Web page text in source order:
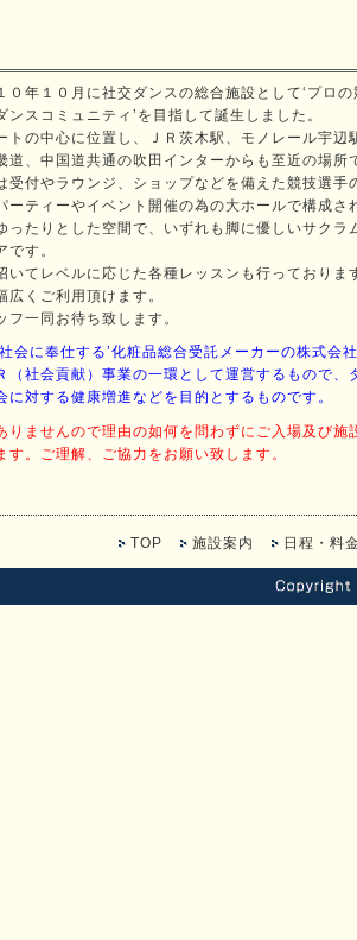
０年１０月に社交ダンスの総合施設として‘プロ
スコミュニティ’を目指して誕生しました。
トの中心に位置し、ＪＲ茨木駅、モノレール宇辺
道、中国道共通の吹田インターからも至近の場所
受付やラウンジ、ショップなどを備えた競技選手
ーティーやイベント開催の為の大ホールで構成さ
ったりとした空間で、いずれも脚に優しいサクラ
す。
いてレベルに応じた各種レッスンも行っておりま
くご利用頂けます。
フ一同お待ち致します。
会に奉仕する’化粧品総合受託メーカーの株式会
（社会貢献）事業の一環として運営するもので、
に対する健康増進などを目的とするものです。
りませんので理由の如何を問わずにご入場及び施
す。ご理解、ご協力をお願い致します。
TOP 施設案内 日程・料